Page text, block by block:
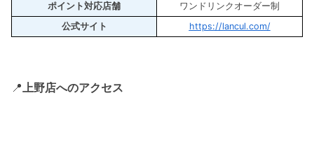
ポイント対応店舗
ワンドリンクオーダー制
公式サイト
https://lancul.com/
📍 上野店へのアクセス